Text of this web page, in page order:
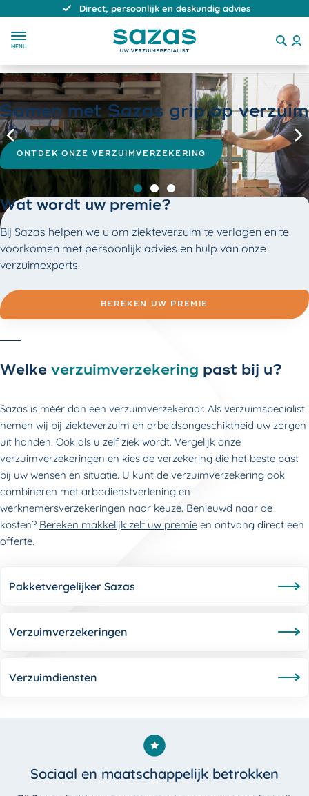
Direct, persoonlijk en deskundig advies
MENU
Samen met Sazas grip op verzuim
ONTDEK ONZE VERZUIMVERZEKERING
Vorige
Slide 0Slide 1Slide 2
Wat wordt uw premie?
Bij Sazas helpen we u om ziekte­verzuim te verlagen en te
voorkomen met persoonlijk advies en hulp van onze
verzuimexperts.
BEREKEN UW PREMIE
Welke verzuimverzekering past bij u?
Sazas is méér dan een verzuimverzekeraar. Als verzuimspecialist
nemen wij bij ziekteverzuim en arbeidsongeschiktheid uw zorgen
uit handen. Ook als u zelf ziek wordt. Vergelijk onze
verzuimverzekeringen en kies de verzekering die het beste past
bij uw wensen en situatie. U kunt de verzuimverzekering ook
combineren met arbodienstverlening en
werknemersverzekeringen naar keuze. Benieuwd naar de
kosten? Bereken makkelijk zelf uw premie en ontvang direct een
offerte.
Pakketvergelijker Sazas
Verzuimverzekeringen
Verzuimdiensten
Sociaal en maatschappelijk betrokken